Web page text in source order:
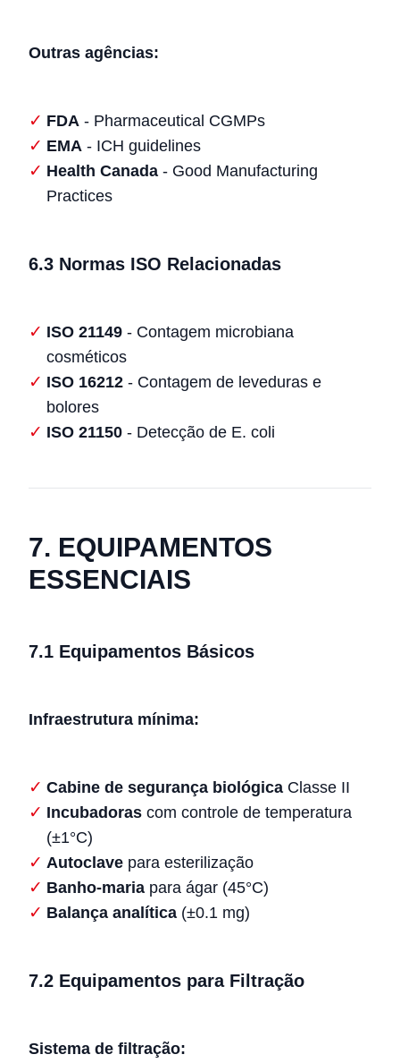
Outras agências:
FDA - Pharmaceutical CGMPs
EMA - ICH guidelines
Health Canada - Good Manufacturing
Practices
6.3 Normas ISO Relacionadas
ISO 21149 - Contagem microbiana
cosméticos
ISO 16212 - Contagem de leveduras e
bolores
ISO 21150 - Detecção de E. coli
7. EQUIPAMENTOS
ESSENCIAIS
7.1 Equipamentos Básicos
Infraestrutura mínima:
Cabine de segurança biológica Classe II
Incubadoras com controle de temperatura
(±1°C)
Autoclave para esterilização
Banho-maria para ágar (45°C)
Balança analítica (±0.1 mg)
7.2 Equipamentos para Filtração
Sistema de filtração: